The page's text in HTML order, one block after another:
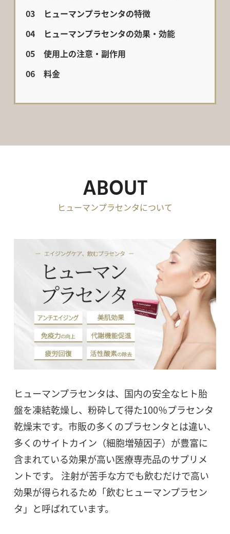
ヒューマンプラセンタの特徴
ヒューマンプラセンタの効果・効能
使用上の注意・副作用
料金
ABOUT
ヒューマンプラセンタについて
ヒューマンプラセンタは、国内の安全なヒト胎
盤を凍結乾燥し、粉砕して得た100％プラセンタ
乾燥末です。市販の多くのプラセンタとは違い、
多くのサイトカイン（細胞増殖因子）が豊富に
含まれている効果が高い医療専売品のサプリメ
ントです。 注射が苦手な方でも飲むだけで高い
効果が得られるため「飲むヒューマンプラセン
タ」と呼ばれています。